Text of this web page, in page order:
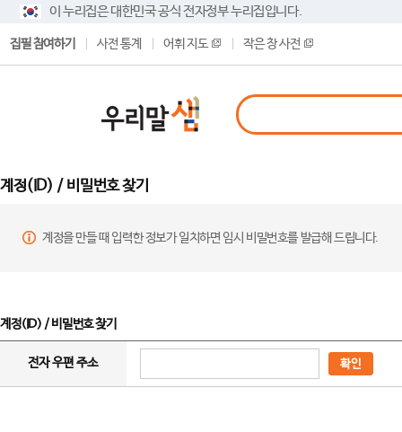
이 누리집은 대한민국 공식 전자정부 누리집입니다.
집필 참여하기 사전 통계 어휘 지도 작은 창 사전
계정(ID) / 비밀번호 찾기
계정을 만들 때 입력한 정보가 일치하면 임시 비밀번호를 발급해 드립니다.
계정(ID) / 비밀번호 찾기
전자 우편 주소 확인